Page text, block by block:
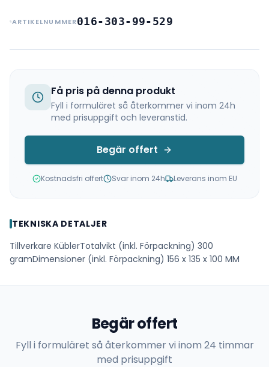
ARTIKELNUMMER016-303-99-529
Få pris på denna produkt
Fyll i formuläret så återkommer vi inom 24h
med prisuppgift och leveranstid.
Begär offert
Kostnadsfri offert Svar inom 24h Leverans inom EU
TEKNISKA DETALJER
Tillverkare KüblerTotalvikt (inkl. Förpackning) 300
gramDimensioner (inkl. Förpackning) 156 x 135 x 100 MM
Begär offert
Fyll i formuläret så återkommer vi inom 24 timmar
med prisuppgift